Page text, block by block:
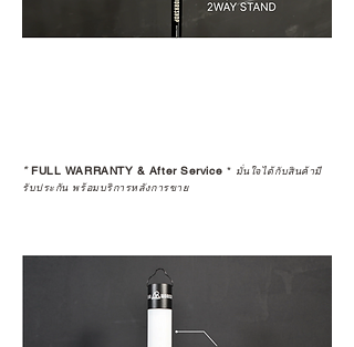
*FULL WARRANTY & After Service * มั่นใจได้กับสินค้ามี
รับประกัน พร้อมบริการหลังการขาย